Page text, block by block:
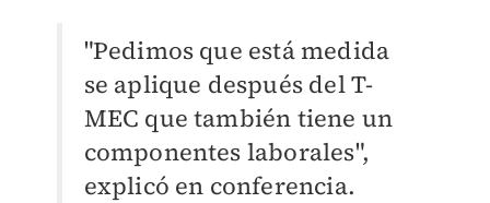
"Pedimos que está medida
se aplique después del T-
MEC que también tiene un
componentes laborales",
explicó en conferencia.